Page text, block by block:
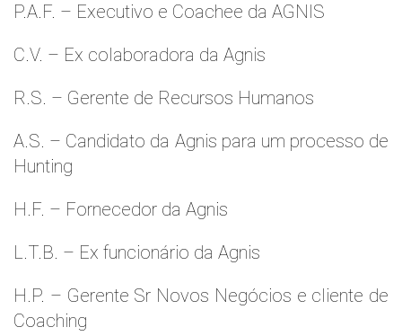
P.A.F. – Executivo e Coachee da AGNIS
C.V. – Ex colaboradora da Agnis
R.S. – Gerente de Recursos Humanos
A.S. – Candidato da Agnis para um processo de
Hunting
H.F. – Fornecedor da Agnis
L.T.B. – Ex funcionário da Agnis
H.P. – Gerente Sr Novos Negócios e cliente de
Coaching